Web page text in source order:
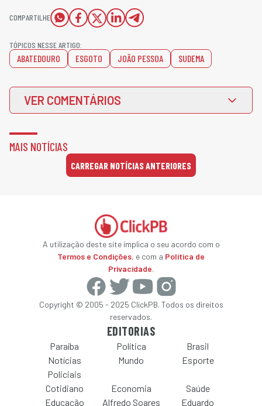
COMPARTILHE
TÓPICOS NESSE ARTIGO:
ABATEDOURO ESGOTO JOÃO PESSOA SUDEMA
VER COMENTÁRIOS
MAIS NOTÍCIAS
CARREGAR NOTÍCIAS ANTERIORES
A utilização deste site implica o seu acordo com o
Termos e Condições, e com a Política de
Privacidade.
Copyright © 2005 - 2025 ClickPB. Todos os direitos
reservados.
EDITORIAS
Paraíba Política
Brasil
Notícias
Policiais
Mundo Esporte
Cotidiano Economia
Saúde
Educação
Alfredo Soares Eduardo